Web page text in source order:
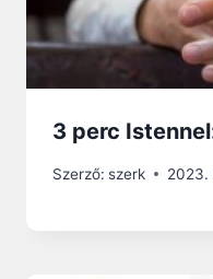
3 perc
Szerző: szerk 2023.